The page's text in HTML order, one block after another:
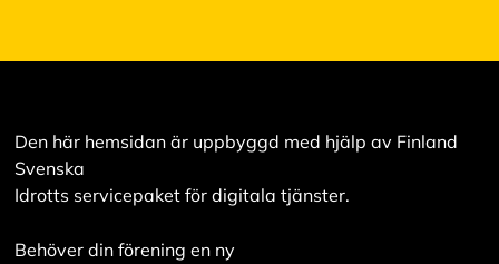
Den här hemsidan är uppbyggd med hjälp av Finland
Svenska
Idrotts servicepaket för digitala tjänster.
Behöver din förening en ny